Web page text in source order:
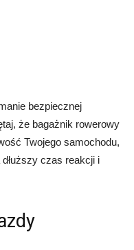
bezpiecznej
że bagażnik rowerowy
Twojego samochodu,
czas reakcji i